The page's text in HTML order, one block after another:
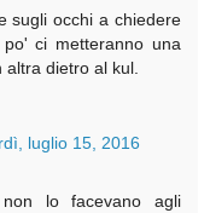
sugli occhi a chiedere
ci metteranno una
dietro al kul.
luglio 15, 2016
lo facevano agli